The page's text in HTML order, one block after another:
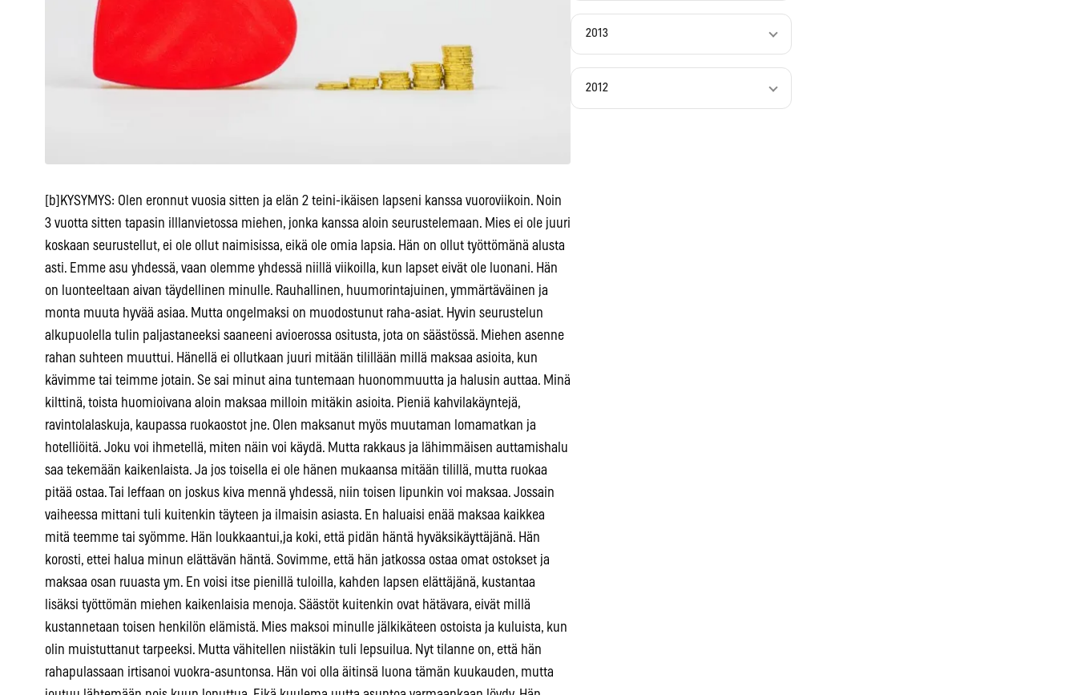
[b]KYSYMYS: Olen eronnut vuosia sitten ja elän 2 teini-ikäisen lapseni kanssa vuoroviikoin. Noin
3 vuotta sitten tapasin illlanvietossa miehen, jonka kanssa aloin seurustelemaan. Mies ei ole juuri
koskaan seurustellut, ei ole ollut naimisissa, eikä ole omia lapsia. Hän on ollut työttömänä alusta
asti. Emme asu yhdessä, vaan olemme yhdessä niillä viikoilla, kun lapset eivät ole luonani. Hän
on luonteeltaan aivan täydellinen minulle. Rauhallinen, huumorintajuinen, ymmärtäväinen ja
monta muuta hyvää asiaa. Mutta ongelmaksi on muodostunut raha-asiat. Hyvin seurustelun
alkupuolella tulin paljastaneeksi saaneeni avioerossa ositusta, jota on säästössä. Miehen asenne
rahan suhteen muuttui. Hänellä ei ollutkaan juuri mitään tilillään millä maksaa asioita, kun
kävimme tai teimme jotain. Se sai minut aina tuntemaan huonommuutta ja halusin auttaa. Minä
kilttinä, toista huomioivana aloin maksaa milloin mitäkin asioita. Pieniä kahvilakäyntejä,
ravintolalaskuja, kaupassa ruokaostot jne. Olen maksanut myös muutaman lomamatkan ja
hotelliöitä. Joku voi ihmetellä, miten näin voi käydä. Mutta rakkaus ja lähimmäisen auttamishalu
saa tekemään kaikenlaista. Ja jos toisella ei ole hänen mukaansa mitään tilillä, mutta ruokaa
pitää ostaa. Tai leffaan on joskus kiva mennä yhdessä, niin toisen lipunkin voi maksaa. Jossain
vaiheessa mittani tuli kuitenkin täyteen ja ilmaisin asiasta. En haluaisi enää maksaa kaikkea
mitä teemme tai syömme. Hän loukkaantui,ja koki, että pidän häntä hyväksikäyttäjänä. Hän
korosti, ettei halua minun elättävän häntä. Sovimme, että hän jatkossa ostaa omat ostokset ja
maksaa osan ruuasta ym. En voisi itse pienillä tuloilla, kahden lapsen elättäjänä, kustantaa
lisäksi työttömän miehen kaikenlaisia menoja. Säästöt kuitenkin ovat hätävara, eivät millä
kustannetaan toisen henkilön elämistä. Mies maksoi minulle jälkikäteen ostoista ja kuluista, kun
olin muistuttanut tarpeeksi. Mutta vähitellen niistäkin tuli lepsuilua. Nyt tilanne on, että hän
rahapulassaan irtisanoi vuokra-asuntonsa. Hän voi olla äitinsä luona tämän kuukauden, mutta
2013
2012